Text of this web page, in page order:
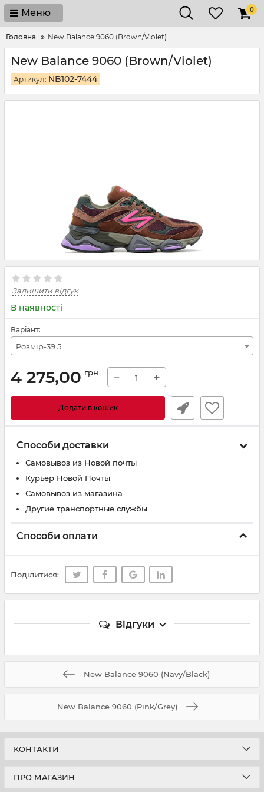
Меню 0
Головна New Balance 9060 (Brown/Violet)
New Balance 9060 (Brown/Violet)
Артикул: NB102-7444
Залишити відгук
В наявності
Варіант:
Розмір-39.5
4 275,00 грн − +
Додати в кошик
Способи доставки
Самовывоз из Новой почты
Курьер Новой Почты
Самовывоз из магазина
Другие транспортные службы
Способи оплати
Поділитися:
Відгуки
New Balance 9060 (Navy/Black)
New Balance 9060 (Pink/Grey)
КОНТАКТИ
ПРО МАГАЗИН